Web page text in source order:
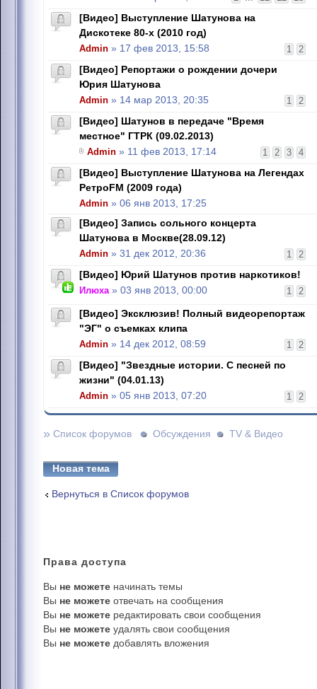
[Видео] Выступление Шатунова на
Дискотеке 80-х (2010 год)
1 2
Admin » 17 фев 2013, 15:58
[Видео] Репортажи о рождении дочери
Юрия Шатунова
1 2
Admin » 14 мар 2013, 20:35
[Видео] Шатунов в передаче "Время
местное" ГТРК (09.02.2013)
1 2 3 4
Admin » 11 фев 2013, 17:14
[Видео] Выступление Шатунова на Легендах
РетроFM (2009 года)
Admin » 06 янв 2013, 17:25
[Видео] Запись сольного концерта
Шатунова в Москве(28.09.12)
1 2
Admin » 31 дек 2012, 20:36
[Видео] Юрий Шатунов против наркотиков!
1 2
Илюха» 03 янв 2013, 00:00
[Видео] Эксклюзив! Полный видеорепортаж
"ЭГ" о съемках клипа
1 2
Admin » 14 дек 2012, 08:59
[Видео] "Звездные истории. С песней по
жизни" (04.01.13)
1 2
Admin » 05 янв 2013, 07:20
» Список форумов Обсуждения TV & Видео
Новая тема
Вернуться в Список форумов
Права доступа
Вы не можете начинать темы
Вы не можете отвечать на сообщения
Вы не можете редактировать свои сообщения
Вы не можете удалять свои сообщения
Вы не можете добавлять вложения